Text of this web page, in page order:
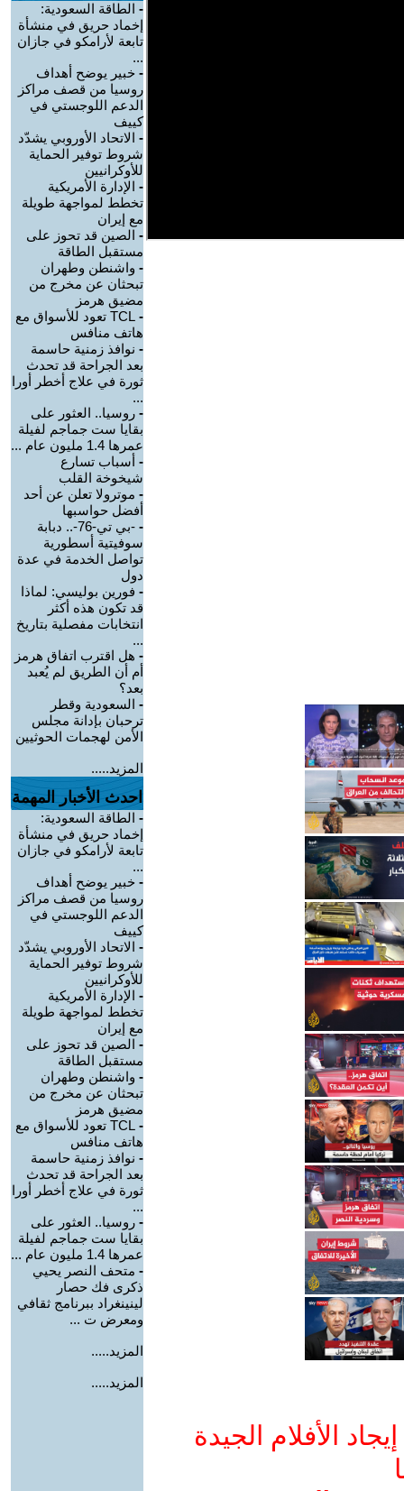
الأفلام الجيدة
- الطاقة السعودية:
إخماد حريق في منشأة
تابعة لأرامكو في جازان
...
- خبير يوضح أهداف
روسيا من قصف مراكز
الدعم اللوجستي في
كييف
- الاتحاد الأوروبي يشدّد
شروط توفير الحماية
للأوكرانيين
- الإدارة الأمريكية
تخطط لمواجهة طويلة
مع إيران
- الصين قد تحوز على
مستقبل الطاقة
- واشنطن وطهران
تبحثان عن مخرج من
مضيق هرمز
-
TCL تعود للأسواق مع
هاتف منافس
- نوافذ زمنية حاسمة
بعد الجراحة قد تحدث
ثورة في علاج أخطر أورا
...
- روسيا.. العثور على
بقايا ست جماجم لفيلة
عمرها 1.4 مليون عام ...
- أسباب تسارع
شيخوخة القلب
- موترولا تعلن عن أحد
أفضل حواسبها
-
-بي تي-76-.. دبابة
سوفيتية أسطورية
تواصل الخدمة في عدة
دول
- فورين بوليسي: لماذا
قد تكون هذه أكثر
انتخابات مفصلية بتاريخ
...
- هل اقترب اتفاق هرمز
أم أن الطريق لم يُعبد
بعد؟
- السعودية وقطر
ترحبان بإدانة مجلس
الأمن لهجمات الحوثيين
المزيد.....
احدث الأخبار المهمة
- الطاقة السعودية:
إخماد حريق في منشأة
تابعة لأرامكو في جازان
...
- خبير يوضح أهداف
روسيا من قصف مراكز
الدعم اللوجستي في
كييف
- الاتحاد الأوروبي يشدّد
شروط توفير الحماية
للأوكرانيين
- الإدارة الأمريكية
تخطط لمواجهة طويلة
مع إيران
- الصين قد تحوز على
مستقبل الطاقة
- واشنطن وطهران
تبحثان عن مخرج من
مضيق هرمز
-
TCL تعود للأسواق مع
هاتف منافس
- نوافذ زمنية حاسمة
بعد الجراحة قد تحدث
ثورة في علاج أخطر أورا
...
- روسيا.. العثور على
بقايا ست جماجم لفيلة
عمرها 1.4 مليون عام ...
- متحف النصر يحيي
ذكرى فك حصار
لينينغراد ببرنامج ثقافي
ومعرض ت ...
المزيد.....
المزيد.....